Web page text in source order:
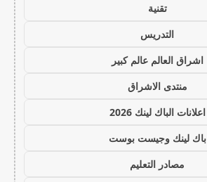
تقنية
التدريس
اشراق العالم عالم كبير
منتدى الاشراق
اعلانات الباك لينك 2026
باك لينك وجيست بوست
مصادر التعليم